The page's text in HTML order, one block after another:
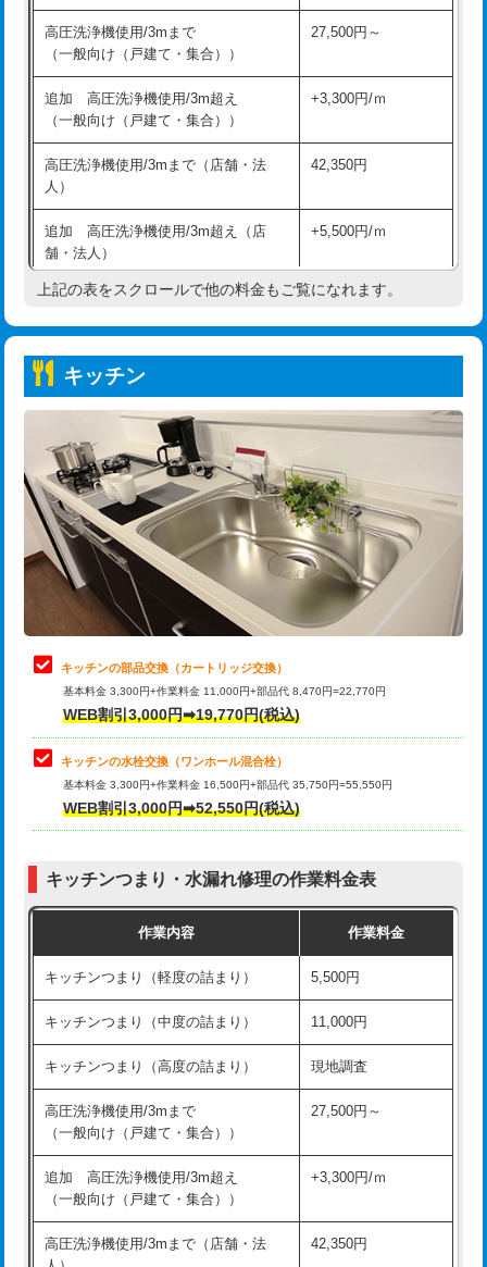
交換・取付(排水栓・排水トラップ
（P/S/ポップアップ））
22,000円+材料費
交換・取付（その他部品） 11,000円+材料費
持込商品取付（単水栓） 13,200円
持込商品取付（混合水栓）
持込商品取付（浄水器・分岐水栓） 16,500円
持込商品取付（温水洗浄便座） 22,000円
持込商品取付（普通便座⇔温水洗浄便
22,000円
給水管工事※（ホール加工)
給水管工事※（バンド止め) 3,300円
給水管工事※（支持金具設置) 5,500円
給水管工事※（保温材使用（バンド止
め込み）)
5,500円
給水管工事※（土の掘削・埋め戻し作
11,000円
給水管工事※（塩ビ管（VP・HI）使
用/3ｍまで)
給水管工事※（塩ビ管（VP・HI）使
用（追加）/3ｍ超え)
給水管工事※（ライニング鋼管・銅
管・ポリ管・HT管使用/3ｍまで)
44,000円
管・ポリ管・HT管使用/3ｍ超え)
排水管工事（土の掘削・埋め戻し作
11,000円~
排水管工事（排水管工事/3ｍまで） 55,000円
排水管工事（追加 排水管工事/3ｍ超
+11,000円
マス交換（深さ50㎝未満）
マス交換（深さ50㎝以上） 66,000円
コンクリート斫り（厚さ10㎝まで）
高圧洗浄機使用/3mまで
（一般向け（戸建て・集合））
27,500円～
追加 高圧洗浄機使用/3m超え
（一般向け（戸建て・集合））
+3,300円/ｍ
高圧洗浄機使用/3mまで（店舗・法
人）
42,350円
追加 高圧洗浄機使用/3m超え（店
舗・法人）
+5,500円/ｍ
高度高圧洗浄換 現地調査
トーラー機使用/3mまで
追加トーラー機使用/3m超え +3,300円
カメラ調査 33,000円
桝清掃 8,800円
止水・漏水調査・防水処理・清掃・修
理・調整・分解・加工など（軽作業）
11,000円
止水・漏水調査・防水処理・清掃・修
理・調整・分解・加工など（中作業）
22,000円
止水・漏水調査・防水処理・清掃・修
理・調整・分解・加工など（重作業）
33,000円
お風呂タンク脱着
その他部品の脱着
式・ワンホール）)
交換・取付(排水栓・排水トラップ
22,000円+材料費
持込商品取付（単水栓）
持込商品取付（混合水栓） 16,500円
上記の表をスクロールで他の料金もご覧になれます。
キッチン
キッチンの部品交換（カートリッジ交換）
基本料金 3,300円+作業料金 11,000円+部品代 8,470円=22,770円
WEB割引3,000円➡19,770円(税込)
キッチンの水栓交換（ワンホール混合栓）
基本料金 3,300円+作業料金 16,500円+部品代 35,750円=55,550円
WEB割引3,000円➡52,550円(税込)
キッチンつまり・水漏れ修理の作業料金表
作業内容 作業料金
キッチンつまり（軽度の詰まり） 5,500円
キッチンつまり（中度の詰まり） 11,000円
キッチンつまり（高度の詰まり） 現地調査
高圧洗浄機使用/3mまで
（一般向け（戸建て・集合））
27,500円～
追加 高圧洗浄機使用/3m超え
（一般向け（戸建て・集合））
+3,300円/ｍ
高圧洗浄機使用/3mまで（店舗・法
42,350円